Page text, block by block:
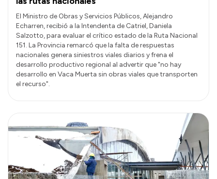
El Ministro de Obras y Servicios Públicos, Alejandro
Echarren, recibió a la Intendenta de Catriel, Daniela
Salzotto, para evaluar el crítico estado de la Ruta Nacional
151. La Provincia remarcó que la falta de respuestas
nacionales genera siniestros viales diarios y frena el
desarrollo productivo regional al advertir que "no hay
desarrollo en Vaca Muerta sin obras viales que transporten
el recurso".